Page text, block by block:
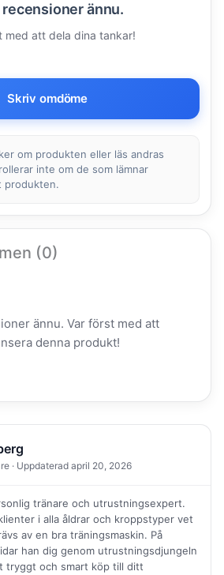
recensioner ännu.
med att dela dina tankar!
Skriv omdöme
om produkten eller läs andras
inte om de som lämnar
produkten.
(0)
ännu. Var först med att
denna produkt!
· Uppdaterad april 20, 2026
tränare och utrustningsexpert.
i alla åldrar och kroppstyper vet
av en bra träningsmaskin. På
han dig genom utrustningsdjungeln
tryggt och smart köp till ditt